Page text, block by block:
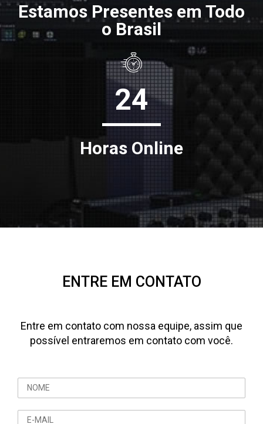
Estamos Presentes em Todo
o Brasil
24
Horas Online
ENTRE EM CONTATO
Entre em contato com nossa equipe, assim que
possível entraremos em contato com você.